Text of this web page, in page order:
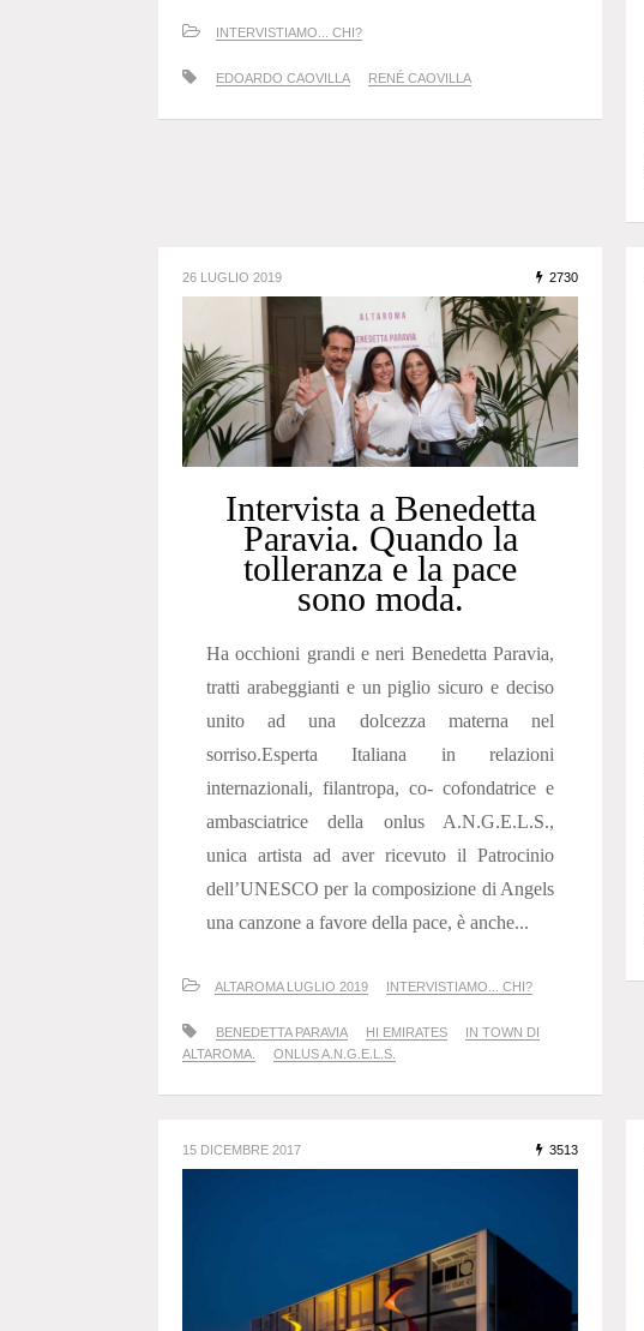
INTERVISTIAMO... CHI?
EDOARDO CAOVILLA RENÉ CAOVILLA
26 LUGLIO 2019 2730
Intervista a Benedetta
Paravia. Quando la
tolleranza e la pace
sono moda.
Ha occhioni grandi e neri Benedetta Paravia,
tratti arabeggianti e un piglio sicuro e deciso
unito ad una dolcezza materna nel
sorriso.Esperta Italiana in relazioni
internazionali, filantropa, co- cofondatrice e
ambasciatrice della onlus A.N.G.E.L.S.,
unica artista ad aver ricevuto il Patrocinio
dell’UNESCO per la composizione di Angels
una canzone a favore della pace, è anche...
ALTAROMA LUGLIO 2019 INTERVISTIAMO... CHI?
BENEDETTA PARAVIA HI EMIRATES
IN TOWN DI
ALTAROMA.
ONLUS A.N.G.E.L.S.
15 DICEMBRE 2017 3513